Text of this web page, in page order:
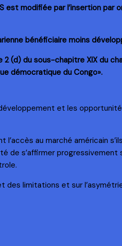
modifiée par l’insertion par
bénéficiaire moins
2 (d) du sous-chapitre XIX du
démocratique du Congo».
et les
au marché américain
de s’affirmer
limitations et sur